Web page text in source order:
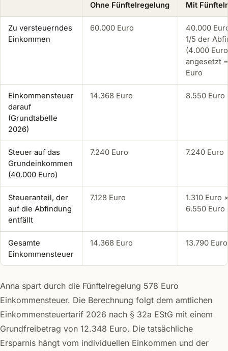
Ohne Fünftelregelung Mit
Zu versteuerndes
Einkommen
60.000 Euro
40.000
1/5 der
(4.000
angesetzt
Euro
Einkommensteuer
darauf
(Grundtabelle
2026)
14.368 Euro 8.550 Euro
Steuer auf das
Grundeinkommen
(40.000 Euro)
7.240 Euro 7.240 Euro
Steueranteil, der
auf die Abfindung
entfällt
7.128 Euro
1.310 Euro
6.550 Euro
Gesamte
Einkommensteuer
14.368 Euro 13.790 Euro
Anna spart durch die Fünftelregelung 578 Euro
Einkommensteuer. Die Berechnung folgt dem amtlichen
Einkommensteuertarif 2026 nach § 32a EStG mit einem
Grundfreibetrag von 12.348 Euro. Die tatsächliche
Ersparnis hängt vom individuellen Einkommen und der